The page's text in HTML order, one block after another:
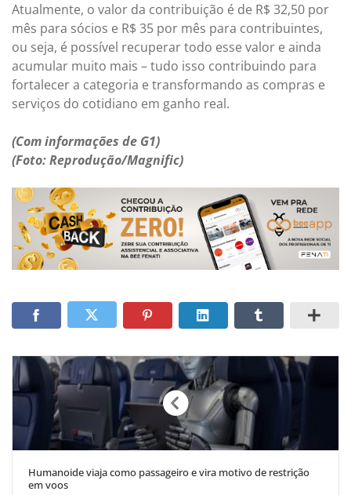
Atualmente, o valor da contribuição é de R$ 32,50 por
mês para sócios e R$ 35 por mês para contribuintes,
ou seja, é possível recuperar todo esse valor e ainda
acumular muito mais – tudo isso contribuindo para
fortalecer a categoria e transformando as compras e
serviços do cotidiano em ganho real.
(Com informações de G1)
(Foto: Reprodução/Magnific)
Humanoide viaja como passageiro e vira motivo de restrição
em voos